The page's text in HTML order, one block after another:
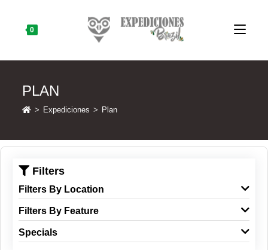
content 0
PLAN
> Expediciones > Plan
Filters
Filters By Location
Filters By Feature
Specials